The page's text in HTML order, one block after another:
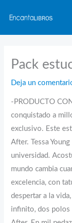
contenido
Pack
Deja un
-PRODUCTO
conquistado a
exclusivo. Este
After. Tessa
universidad.
mundo cambia
excelencia, con
despertar a la
infinito, dos polos